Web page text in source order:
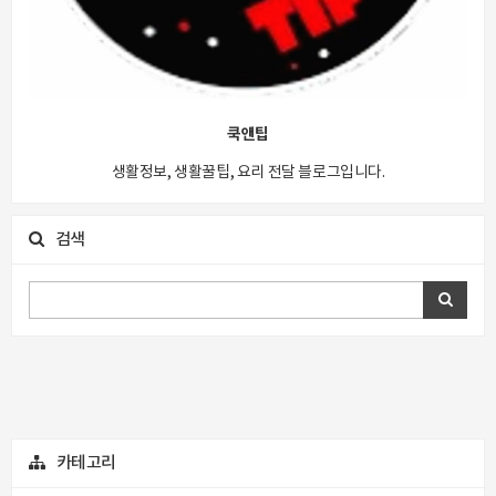
쿡앤팁
생활정보, 생활꿀팁, 요리 전달 블로그입니다.
검색
카테고리